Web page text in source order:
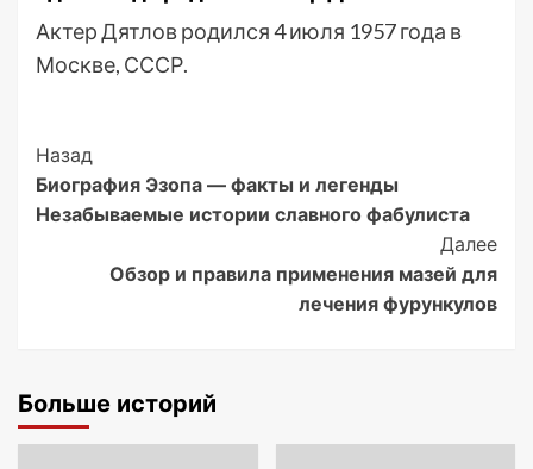
Актер Дятлов родился 4 июля 1957 года в
Москве, СССР.
Post
Navigation
Назад
Биография Эзопа — факты и легенды
Незабываемые истории славного фабулиста
Далее
Обзор и правила применения мазей для
лечения фурункулов
Больше историй